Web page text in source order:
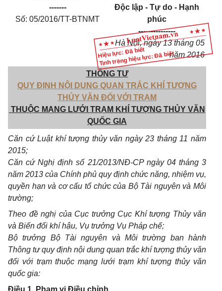
Hiệu lực: Đã biết
Tình trạng hiệu lực: Đã biết
-------
Số: 05/2016/TT-BTNMT
Độc lập - Tự do - Hạnh
phúc
---------------
Hà Nội, ngày 13 tháng 05
năm 2016
THÔNG TƯ
QUY ĐỊNH NỘI DUNG QUAN TRẮC KHÍ TƯỢNG
THỦY VĂN ĐỐI VỚI TRẠM
THUỘC MẠNG LƯỚI TRẠM KHÍ TƯỢNG THỦY VĂN
QUỐC GIA
Căn cứ Luật khí tượng thủy văn ngày 23 tháng 11 năm
2015;
Căn cứ Nghị định số 21/2013/NĐ-CP ngày 04 tháng 3
năm 2013 của Chính phủ quy định chức năng, nhiệm vụ,
quyền hạn và cơ cấu tổ chức của Bộ Tài nguyên và Môi
trường;
Theo đề nghị của Cục trưởng Cục Khí tượng Thủy văn
và Biến đổi khí hậu, Vụ trưởng Vụ Pháp chế;
Bộ trưởng Bộ Tài nguyên và Môi trường ban hành
Thông tư quy định nội dung quan trắc khí tượng thủy văn
đối với trạm thuộc mạng lưới trạm khí tượng thủy văn
quốc gia:
Điều 1. Phạm vi Điều chỉnh